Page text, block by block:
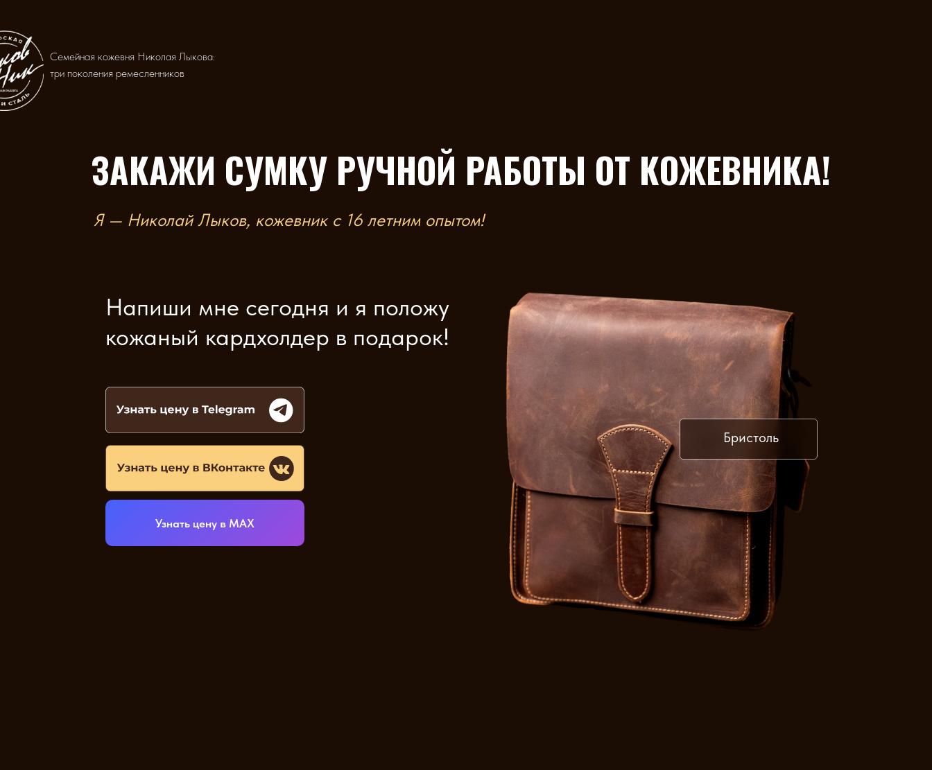
Семейная кожевня Николая Лыкова:
три поколения ремесленников
ЗАКАЖИ СУМКУ РУЧНОЙ РАБОТЫ ОТ КОЖЕВНИКА!
Я — Николай Лыков, кожевник с 16 летним опытом!
Напиши мне сегодня и я положу
кожаный кардхолдер в подарок!
Бристоль
Узнать цену в МАХ